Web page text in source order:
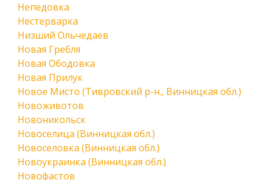
Непедовка
Нестерварка
Низший Ольчедаев
Новая Гребля
Новая Ободовка
Новая Прилук
Новое Мисто (Тивровский р-н., Винницкая обл.)
Новоживотов
Новоникольск
Новоселица (Винницкая обл.)
Новоселовка (Винницкая обл.)
Новоукраинка (Винницкая обл.)
Новофастов